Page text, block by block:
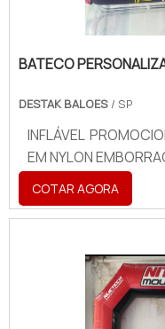
BATECO
DESTAK BALOES / SP
INFLÁVEL
EM NYLON
COTAR AGORA